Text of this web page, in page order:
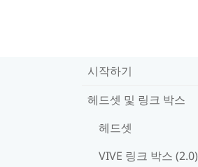
시작하기
헤드셋 및 링크 박스
헤드셋
VIVE 링크 박스 (2.0)